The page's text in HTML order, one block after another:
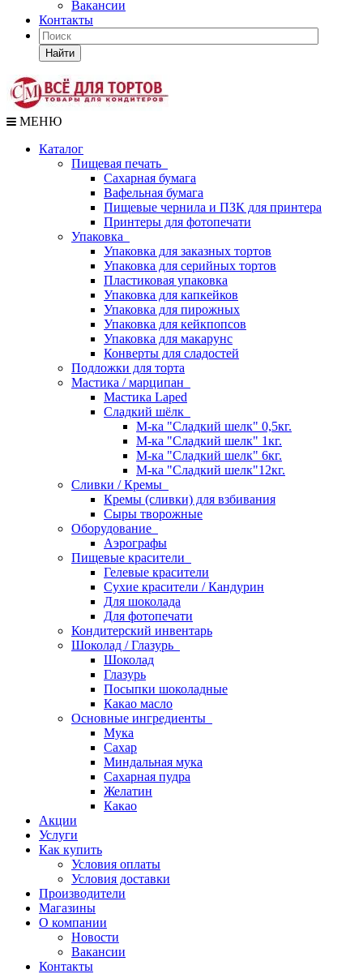
Вакансии
Контакты
Найти
МЕНЮ
Каталог
Пищевая печать
Сахарная бумага
Вафельная бумага
Пищевые чернила и ПЗК для принтера
Принтеры для фотопечати
Упаковка
Упаковка для заказных тортов
Упаковка для серийных тортов
Пластиковая упаковка
Упаковка для капкейков
Упаковка для пирожных
Упаковка для кейкпопсов
Упаковка для макарунс
Конверты для сладостей
Подложки для торта
Мастика / марципан
Мастика Laped
Сладкий шёлк
М-ка "Сладкий шелк" 0,5кг.
М-ка "Сладкий шелк" 1кг.
М-ка "Сладкий шелк" 6кг.
М-ка "Сладкий шелк"12кг.
Сливки / Кремы
Кремы (сливки) для взбивания
Сыры творожные
Оборудование
Аэрографы
Пищевые красители
Гелевые красители
Сухие красители / Кандурин
Для шоколада
Для фотопечати
Кондитерский инвентарь
Шоколад / Глазурь
Шоколад
Глазурь
Посыпки шоколадные
Какао масло
Основные ингредиенты
Мука
Сахар
Миндальная мука
Сахарная пудра
Желатин
Какао
Акции
Услуги
Как купить
Условия оплаты
Условия доставки
Производители
Магазины
О компании
Новости
Вакансии
Контакты